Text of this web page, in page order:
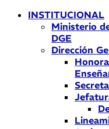
INSTITUCIONAL
Ministerio
DGE
Dirección